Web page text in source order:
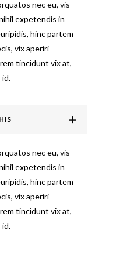
nec eu, vis
expetendis in
hinc partem
vix aperiri
tincidunt vix at,
id.
nec eu, vis
expetendis in
hinc partem
vix aperiri
tincidunt vix at,
id.